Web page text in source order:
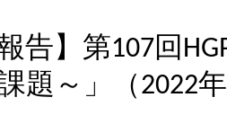
報告】第107回
題～」（2022年